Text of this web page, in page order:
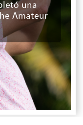
una
Amateur